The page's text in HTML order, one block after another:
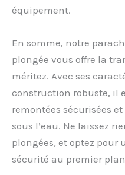
équipement.
En somme, notre
plongée vous offre la
méritez. Avec ses
construction robuste, il
remontées sécurisées
sous l’eau. Ne laissez
plongées, et optez pour
sécurité au premier